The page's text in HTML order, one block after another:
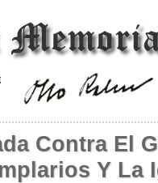
Contra El
Y La